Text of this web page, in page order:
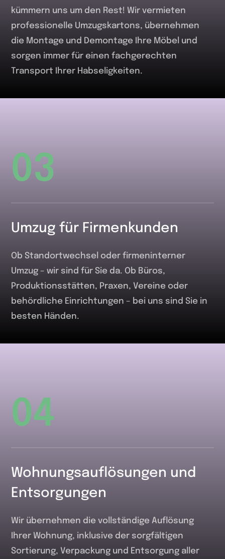
kümmern uns um den Rest! Wir vermieten
professionelle Umzugskartons, übernehmen
die Montage und Demontage Ihre Möbel und
sorgen immer für einen fachgerechten
Transport Ihrer Habseligkeiten.
03
Umzug für Firmenkunden
Ob Standortwechsel oder firmeninterner
Umzug – wir sind für Sie da. Ob Büros,
Produktionsstätten, Praxen, Vereine oder
behördliche Einrichtungen – bei uns sind Sie in
besten Händen.
04
Wohnungsauflösungen und
Entsorgungen
Wir übernehmen die vollständige Auflösung
Ihrer Wohnung, inklusive der sorgfältigen
Sortierung, Verpackung und Entsorgung aller